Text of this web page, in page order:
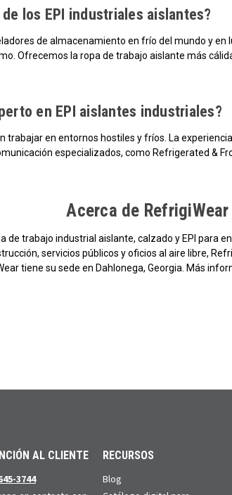
los EPI industriales aislantes?
de almacenamiento en frío del mundo y
Ofrecemos la ropa de trabajo aislante más
en EPI aislantes industriales?
trabajar en entornos hostiles y fríos. La
especializados, como Refrigerated &
Acerca de RefrigiWear
de trabajo industrial aislante, calzado y EPI para
servicios públicos y oficios al aire libre,
tiene su sede en Dahlonega, Georgia. Más
AL CLIENTE
3744
RECURSOS
Blog